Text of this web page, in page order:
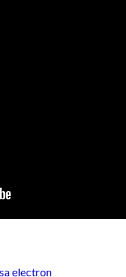
electron